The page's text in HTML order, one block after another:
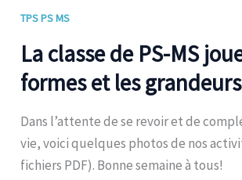
TPS PS MS
La classe de PS-MS
formes et les grandeurs
Dans l’attente de se revoir et de
vie, voici quelques photos de nos
fichiers PDF). Bonne semaine à tous!
La
de
PS-
joue
avec
les